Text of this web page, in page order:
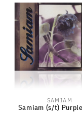
SAMIAM
Samiam (s/t)